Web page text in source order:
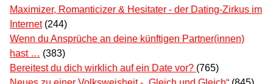
Maximizer, Romanticizer & Hesitater - der Dating-Zirkus im
Internet (244)
Wenn du Ansprüche an deine künftigen Partner(innen)
hast … (383)
Bereitest du dich wirklich auf ein Date vor? (765)